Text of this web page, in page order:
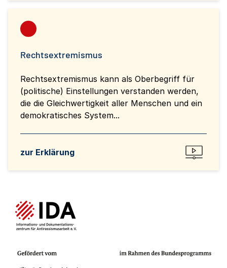
Rechtsextremismus
Rechtsextremismus kann als Oberbegriff für
(politische) Einstellungen verstanden werden,
die die Gleichwertigkeit aller Menschen und ein
demokratisches System...
zur Erklärung